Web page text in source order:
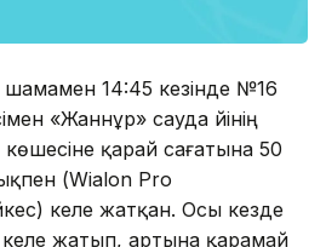
шамамен 14:45 кезінде №16
«Жаннұр» сауда үйінің
қарай сағатына 50
(Wialon Pro
келе жатқан. Осы кезде
жатып, артына қарамай